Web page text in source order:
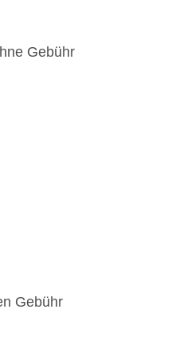
Gebühr
Gebühr